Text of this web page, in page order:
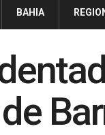
BAHIA